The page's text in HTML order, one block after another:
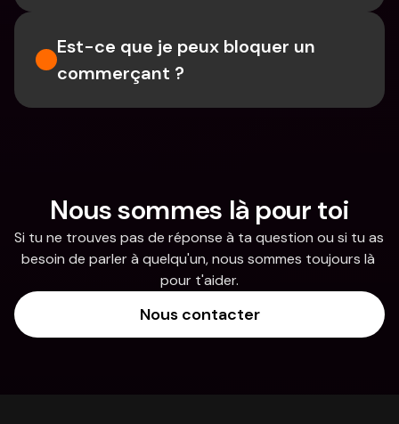
Est-ce que je peux bloquer un
commerçant ?
Nous sommes là pour toi
Si tu ne trouves pas de réponse à ta question ou si tu as
besoin de parler à quelqu'un, nous sommes toujours là
pour t'aider.
Nous contacter